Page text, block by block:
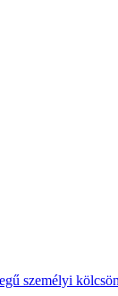
személyi kölcsön